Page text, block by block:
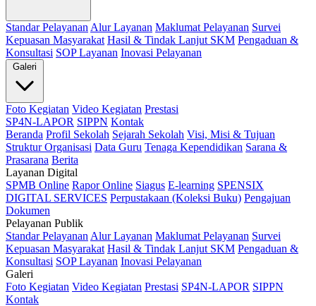
Standar Pelayanan Alur Layanan Maklumat Pelayanan Survei
Kepuasan Masyarakat Hasil & Tindak Lanjut SKM Pengaduan &
Konsultasi SOP Layanan Inovasi Pelayanan
Galeri
Foto Kegiatan Video Kegiatan Prestasi
SP4N-LAPOR SIPPN Kontak
Beranda Profil Sekolah Sejarah Sekolah Visi, Misi & Tujuan
Struktur Organisasi Data Guru Tenaga Kependidikan Sarana &
Prasarana Berita
Layanan Digital
SPMB Online Rapor Online Siagus E-learning SPENSIX
DIGITAL SERVICES Perpustakaan (Koleksi Buku) Pengajuan
Dokumen
Pelayanan Publik
Standar Pelayanan Alur Layanan Maklumat Pelayanan Survei
Kepuasan Masyarakat Hasil & Tindak Lanjut SKM Pengaduan &
Konsultasi SOP Layanan Inovasi Pelayanan
Galeri
Foto Kegiatan Video Kegiatan Prestasi SP4N-LAPOR SIPPN
Kontak